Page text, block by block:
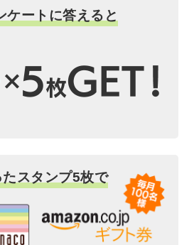
ケートに答えると
たスタンプ5枚で